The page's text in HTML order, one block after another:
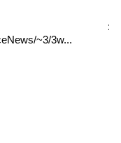
:
~3/3w...